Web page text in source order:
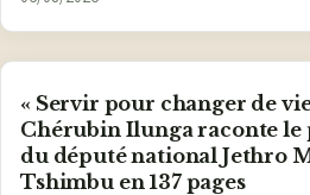
« Servir pour changer de vie
Chérubin Ilunga raconte le
du député national Jethro
Tshimbu en 137 pages